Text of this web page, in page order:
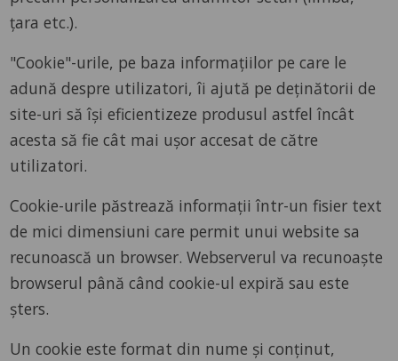
țara etc.).
"Cookie"-urile, pe baza informațiilor pe care le
adună despre utilizatori, îi ajută pe deținătorii de
site-uri să își eficientizeze produsul astfel încât
acesta să fie cât mai ușor accesat de către
utilizatori.
Cookie-urile păstrează informații într-un fisier text
de mici dimensiuni care permit unui website sa
recunoască un browser. Webserverul va recunoaște
browserul până când cookie-ul expiră sau este
șters.
Un cookie este format din nume și conținut,